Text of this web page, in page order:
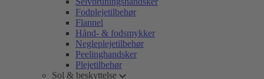
Fodplejetilbehør
Flannel
Hånd- & fodsmykker
Negleplejetilbehør
Peelinghandsker
Plejetilbehør
Sol & beskyttelse